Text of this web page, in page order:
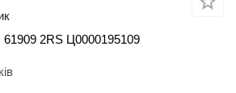
61909 2RS Ц0000195109